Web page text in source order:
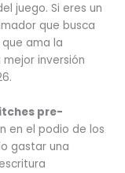
juego. Si eres un
que busca
ama la
inversión
pre-
en el podio de los
gastar una